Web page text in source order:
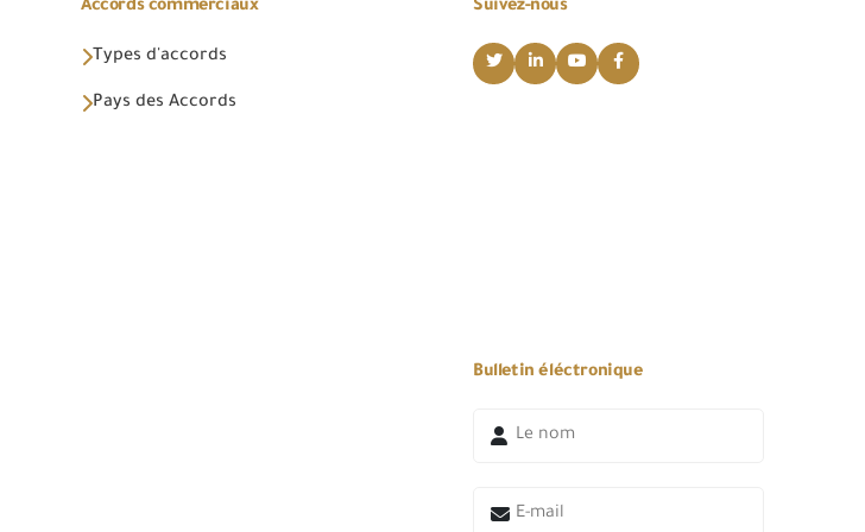
Accords commerciaux
Types d'accords
Pays des Accords
Suivez-nous
Bulletin éléctronique